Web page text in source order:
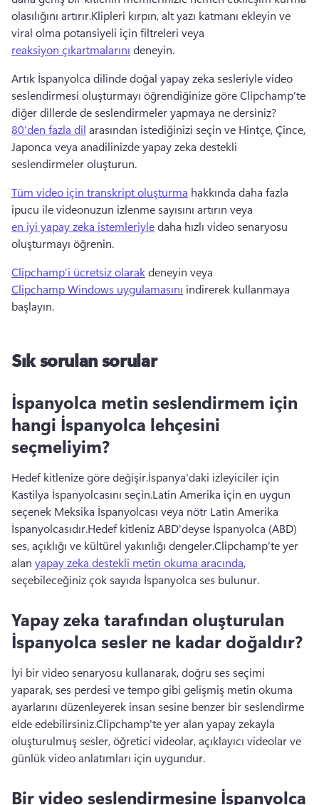
olasılığını artırır.Klipleri kırpın, alt yazı katmanı ekleyin ve
viral olma potansiyeli için filtreleri veya
reaksiyon çıkartmalarını deneyin.
Artık İspanyolca dilinde doğal yapay zeka sesleriyle video
seslendirmesi oluşturmayı öğrendiğinize göre Clipchamp’te
diğer dillerde de seslendirmeler yapmaya ne dersiniz?
80’den fazla dil arasından istediğinizi seçin ve Hintçe, Çince,
Japonca veya anadilinizde yapay zeka destekli
seslendirmeler oluşturun.
Tüm video için transkript oluşturma hakkında daha fazla
ipucu ile videonuzun izlenme sayısını artırın veya
en iyi yapay zeka istemleriyle daha hızlı video senaryosu
oluşturmayı öğrenin.
Clipchamp’i ücretsiz olarak deneyin veya
Clipchamp Windows uygulamasını indirerek kullanmaya
başlayın.
Sık sorulan sorular
İspanyolca metin seslendirmem için
hangi İspanyolca lehçesini
seçmeliyim?
Hedef kitlenize göre değişir.İspanya'daki izleyiciler için
Kastilya İspanyolcasını seçin.Latin Amerika için en uygun
seçenek Meksika İspanyolcası veya nötr Latin Amerika
İspanyolcasıdır.Hedef kitleniz ABD'deyse İspanyolca (ABD)
ses, açıklığı ve kültürel yakınlığı dengeler.Clipchamp’te yer
alan yapay zeka destekli metin okuma aracında,
seçebileceğiniz çok sayıda İspanyolca ses bulunur.
Yapay zeka tarafından oluşturulan
İspanyolca sesler ne kadar doğaldır?
İyi bir video senaryosu kullanarak, doğru ses seçimi
yaparak, ses perdesi ve tempo gibi gelişmiş metin okuma
ayarlarını düzenleyerek insan sesine benzer bir seslendirme
elde edebilirsiniz.Clipchamp'te yer alan yapay zekayla
oluşturulmuş sesler, öğretici videolar, açıklayıcı videolar ve
günlük video anlatımları için uygundur.
Bir video seslendirmesine İspanyolca